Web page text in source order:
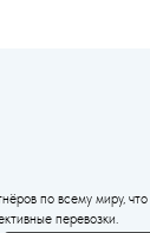
по всему миру, что
перевозки.